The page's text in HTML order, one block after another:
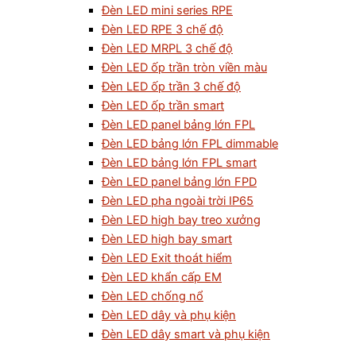
Đèn LED mini series RPE
Đèn LED RPE 3 chế độ
Đèn LED MRPL 3 chế độ
Đèn LED ốp trần tròn viền màu
Đèn LED ốp trần 3 chế độ
Đèn LED ốp trần smart
Đèn LED panel bảng lớn FPL
Đèn LED bảng lớn FPL dimmable
Đèn LED bảng lớn FPL smart
Đèn LED panel bảng lớn FPD
Đèn LED pha ngoài trời IP65
Đèn LED high bay treo xưởng
Đèn LED high bay smart
Đèn LED Exit thoát hiểm
Đèn LED khẩn cấp EM
Đèn LED chống nổ
Đèn LED dây và phụ kiện
Đèn LED dây smart và phụ kiện